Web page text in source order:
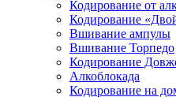
Кодирование от
Кодирование
Вшивание ампулы
Вшивание Торпедо
Кодирование
Алкоблокада
Кодирование на